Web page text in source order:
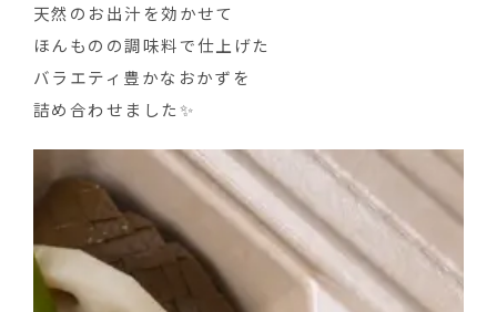
天然のお出汁を効かせて
ほんものの調味料で仕上げた
バラエティ豊かなおかずを
詰め合わせました✨